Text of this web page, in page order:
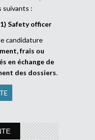
suivants :
Safety officer
candidature
frais ou
en échange de
des dossiers.